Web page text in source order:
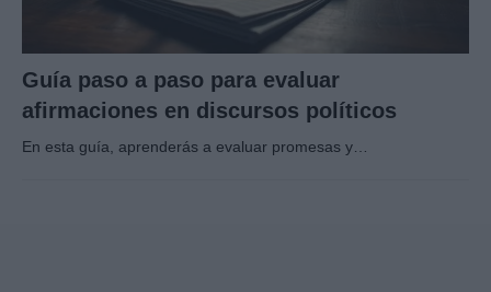
Guía paso a paso para evaluar
afirmaciones en discursos políticos
En esta guía, aprenderás a evaluar promesas y…